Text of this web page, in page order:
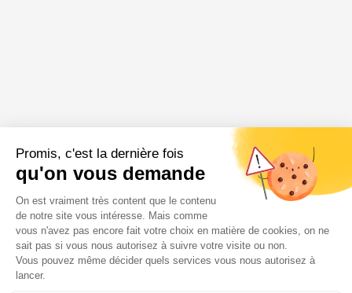
Promis, c'est la dernière fois
qu'on vous demande
Plateforme de Gestion du
On est vraiment très content que le contenu
de notre site vous intéresse. Mais comme
vous n'avez pas encore fait votre choix en matière de cookies, on ne
sait pas si vous nous autorisez à suivre votre visite ou non.
Vous pouvez même décider quels services vous nous autorisez à
lancer.
Axeptio consent